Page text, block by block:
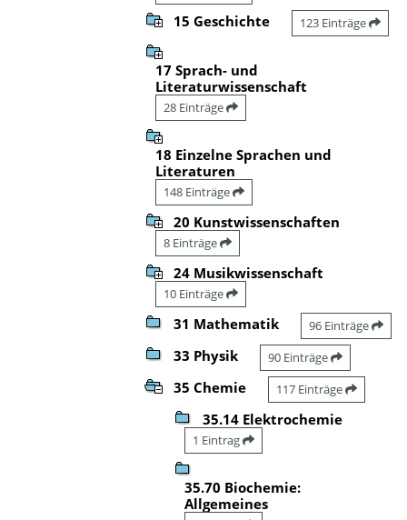
15 Geschichte 123 Einträge
17 Sprach- und
Literaturwissenschaft
28 Einträge
18 Einzelne Sprachen und
Literaturen
148 Einträge
20 Kunstwissenschaften
8 Einträge
24 Musikwissenschaft
10 Einträge
31 Mathematik 96 Einträge
33 Physik 90 Einträge
35 Chemie 117 Einträge
35.14 Elektrochemie
1 Eintrag
35.70 Biochemie:
Allgemeines